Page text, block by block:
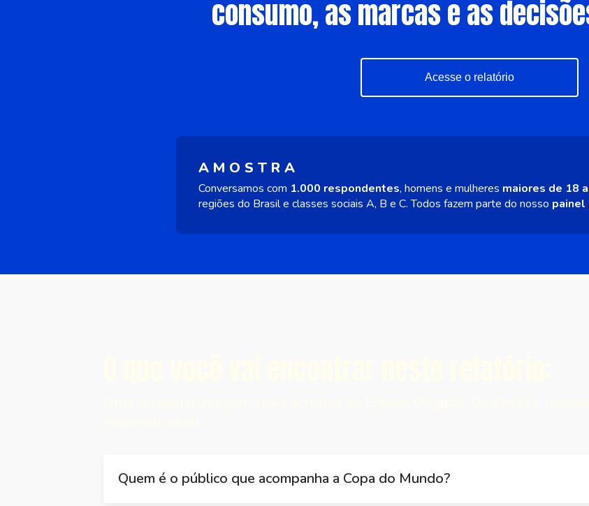
consumo, as marcas e as
Acesse o relatório
AMOSTRA
Conversamos com 1.000 respondentes, homens e mulheres maiores de 18
regiões do Brasil e classes sociais A, B e C. Todos fazem parte do nosso painel
Quem é o público que acompanha a Copa do Mundo?